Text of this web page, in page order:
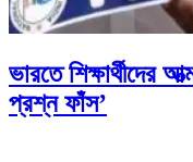
ভারতে শিক্ষার্থীদের
প্রশ্ন ফাঁস’